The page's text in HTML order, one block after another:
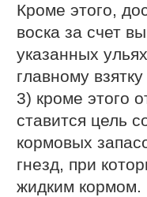
Кроме этого,
воска за счет
указанных
главному
3) кроме этого
ставится цель
кормовых
гнезд, при
жидким кормом.